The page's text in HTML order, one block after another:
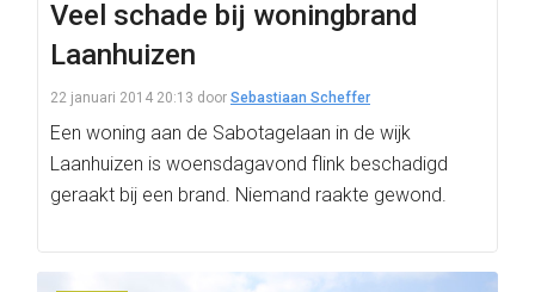
Veel schade bij woningbrand
Laanhuizen
22 januari 2014 20:13 door Sebastiaan Scheffer
Een woning aan de Sabotagelaan in de wijk
Laanhuizen is woensdagavond flink beschadigd
geraakt bij een brand. Niemand raakte gewond.